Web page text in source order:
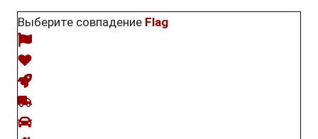
Выберите совпадение Flag